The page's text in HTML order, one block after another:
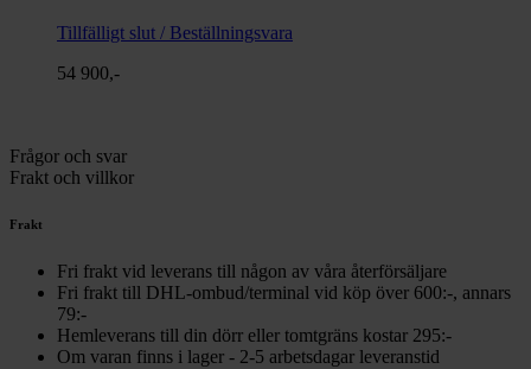
Tillfälligt slut / Beställningsvara
54 900,-
Frågor och svar
Frakt och villkor
Frakt
Fri frakt vid leverans till någon av våra återförsäljare
Fri frakt till DHL-ombud/terminal vid köp över 600:-, annars
79:-
Hemleverans till din dörr eller tomtgräns kostar 295:-
Om varan finns i lager - 2-5 arbetsdagar leveranstid